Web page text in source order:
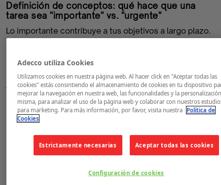
Definición de conceptos: qué hace que una
tarea sea "importante" vs. "urgente"
Lo importante contribuye a tus objetivos a largo plazo.
es el principal asesino de la productividad.
Análisis de los cuatro cuadrantes: de la crisis a
la planificación estratégica
La matriz divide todo tu trabajo en cuadrantes según su
urgencia e importancia. Dominar esta estructura es el
primer paso hacia una organización consciente.
Cuadrante I: El cuadrante de la crisis
(Urgente e Importante)
Adecco utiliza Cookies
Utilizamos cookies en nuestra página web. Al hacer click en "Aceptar todas las
cookies" estás consintiendo el almacenamiento de cookies en tu dispositivo
mejorar la navegación en nuestra web, las funcionalidades y la
misma, para analizar el uso de la página web y colaborar con nuestros
para marketing. Para más información, por favor, visita nuestra Política de
Cookies
Estrictamente necesarias Aceptar todas las cookies
Configuración de cookies